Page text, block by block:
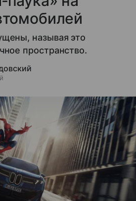
называя это
пространство.